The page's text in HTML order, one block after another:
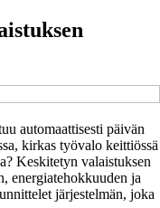
automaattisesti päivän
kirkas työvalo keittiössä
Keskitetyn valaistuksen
energiatehokkuuden ja
järjestelmän, joka